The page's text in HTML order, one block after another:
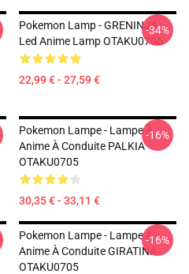
Pokemon Lamp - GRENINJA
Led Anime Lamp OTAKU0705
22,99 € - 27,59 €
-34%
Pokemon Lampe - Lampe À
Anime À Conduite PALKIA
OTAKU0705
30,35 € - 33,11 €
-16%
Pokemon Lampe - Lampe À
Anime À Conduite GIRATINA
OTAKU0705
-16%